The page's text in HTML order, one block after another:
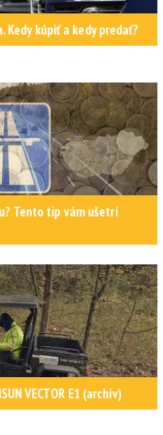
kúpiť a kedy predať?
Tento tip vám ušetrí
VECTOR E1 (archív)